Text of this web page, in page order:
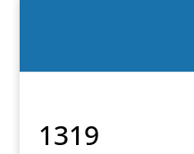
1319